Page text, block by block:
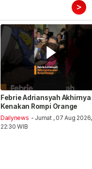
>
Febrie Adriansyah Akhirnya
Kenakan Rompi Orange
Dailynews - Jumat , 07 Aug 2026,
22:30 WIB